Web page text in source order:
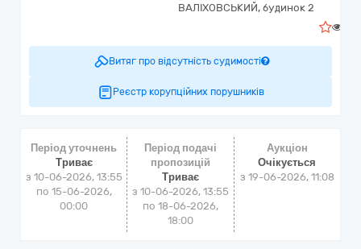
ВАЛІХОВСЬКИЙ, будинок 2
Витяг про відсутність судимості
Реєстр корупційних порушників
Період уточнень
Триває
з 10-06-2026, 13:55
по 15-06-2026,
00:00
Період подачі
пропозицій
Триває
з 10-06-2026, 13:55
по 18-06-2026,
18:00
Аукціон
Очікується
з 19-06-2026, 11:08